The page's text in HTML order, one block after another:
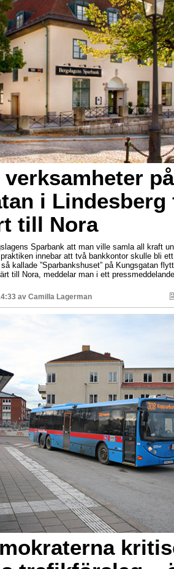
verksamheter på
i
till Nora
Sparbank att man ville samla all kraft
innebar att två bankkontor skulle bli
kallade ”Sparbankshuset” på Kungsgatan
till Nora, meddelar man i ett
av Camilla Lagerman